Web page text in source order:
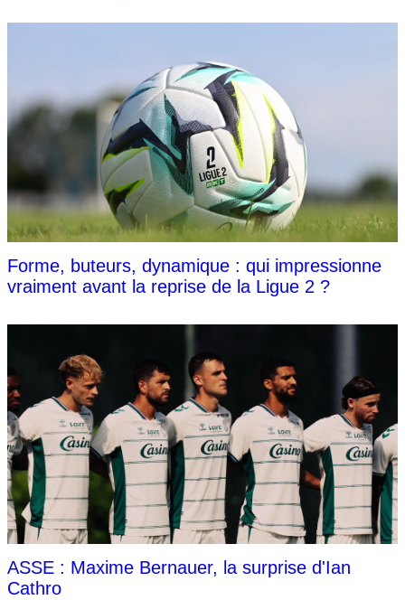
Forme, buteurs, dynamique : qui impressionne
vraiment avant la reprise de la Ligue 2 ?
ASSE : Maxime Bernauer, la surprise d'Ian
Cathro